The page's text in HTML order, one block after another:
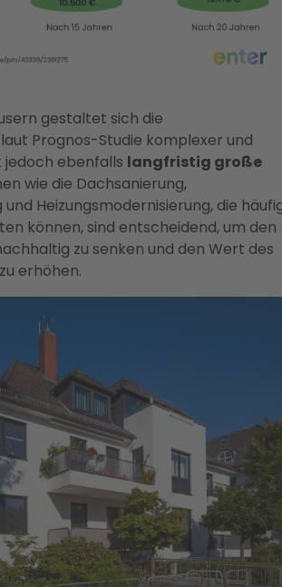
gestaltet sich die
Prognos-Studie komplexer und
ebenfalls langfristig große
wie die Dachsanierung,
Heizungsmodernisierung, die
können, sind entscheidend, um den
zu senken und den Wert des
erhöhen.